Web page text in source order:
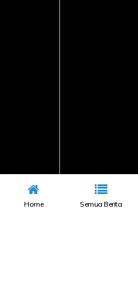
Home Semua Berita